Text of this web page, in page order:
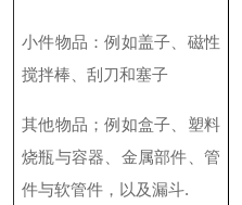
小件物品 ：例如盖子、磁性
搅拌棒、刮刀和塞子
其他物品 ；例如盒子、塑料
烧瓶与容器、金属部件、管
件与软管件，以及漏斗.